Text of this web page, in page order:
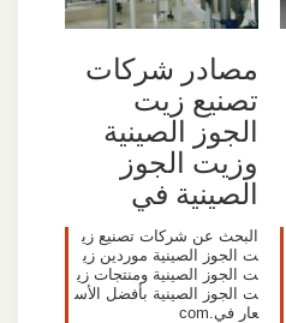
مصادر شركات
تصنيع زيت
الجوز الصينية
وزيت الجوز
الصينية في
البحث عن شركات تصنيع زي
ت الجوز الصينية موردين زي
ت الجوز الصينية ومنتجات زي
ت الجوز الصينية بأفضل الأس
عار في.com